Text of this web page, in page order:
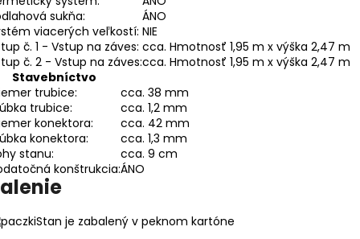
sukňa:
ÁNO
viacerých veľkostí: NIE
č. 1 - Vstup na záves: cca. Hmotnosť 1,95 m x výška 2,47 m
č. 2 - Vstup na záves:cca. Hmotnosť 1,95 m x výška 2,47 m
Stavebníctvo
trubice:
cca. 38 mm
trubice:
cca. 1,2 mm
konektora:
cca. 42 mm
konektora:
cca. 1,3 mm
stanu:
cca. 9 cm
konštrukcia:ÁNO
Stan je zabalený v peknom kartóne